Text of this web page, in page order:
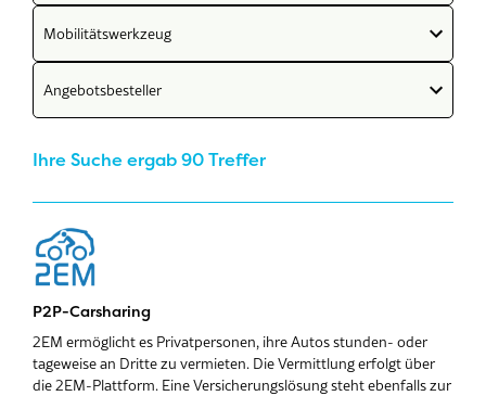
Mobilitätswerkzeug
Angebotsbesteller
Ihre Suche ergab 90 Treffer
P2P-Carsharing
2EM ermöglicht es Privatpersonen, ihre Autos stunden- oder
tageweise an Dritte zu vermieten. Die Vermittlung erfolgt über
die 2EM-Plattform. Eine Versicherungslösung steht ebenfalls zur